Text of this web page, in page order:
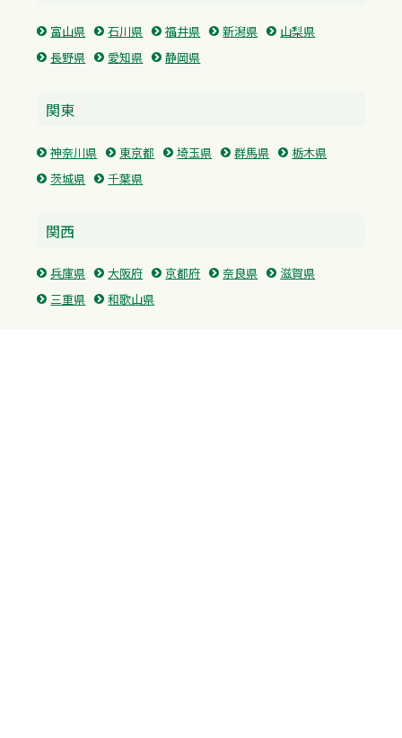
富山県 石川県 福井県 新潟県
山梨県
長野県
愛知県 静岡県
関東
神奈川県 東京都 埼玉県 群馬県
栃木県
茨城県
千葉県
関西
兵庫県 大阪府 京都府 奈良県
滋賀県
三重県
和歌山県